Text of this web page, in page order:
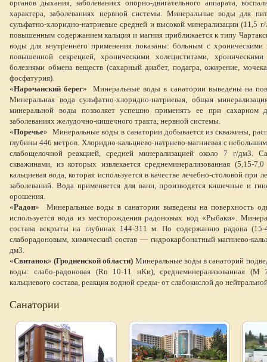
органов дыхания, заболеваниях опорно-двигательного аппарата,
характера, заболеваниях нервной системы. Минеральные воды для
сульфатно-хлоридно-натриевые средней и высокой минерализации (11,5
повышенным содержанием кальция и магния приближается к типу
воды для внутреннего применения показаны: больным с
повышенной секрецией, хроническими холециститами, хроническими
болезнями обмена веществ (сахарный диабет, подагра, ожирение,
фосфатурия).
«Нарочанский берег»
Минеральные воды в санатории выведены на
Минеральная вода сульфатно-хлоридно-натриевая, общая
минеральной воды позволяет успешно применять ее при сахарном
заболеваниях желудочно-кишечного тракта, нервной системы.
«Поречье» Минеральные воды в санатории добывается из скважины,
глубины 446 метров. Хлоридно-кальциево-натриево-магниевая с
слабощелочной реакцией, средней минерализацией около 7 г/дм3.
скважинами, из которых извлекается среднеминерализованная (5,15-
кальциевая вода, которая используется в качестве лечебно-столовой
заболеваний. Вода применяется для ванн, производятся кишечные и
орошения.
«Радон»
Минеральные воды в санатории выведены на поверхность
используется вода из месторождения радоновых вод «Рыбаки».
состава вскрыты на глубинах 144-311 м. По содержанию радона
слаборадоновым, химический состав — гидрокарбонатный магниево-
дм3.
«Свитанок»(Гродненской области) Минеральные воды в санаторий
воды: слабо-радоновая (Rn 10-11 нКи), среднеминерализованная (М
кальциевого состава, реакция водной среды- от слабокислой до
Санатории